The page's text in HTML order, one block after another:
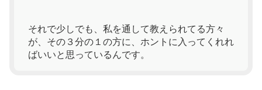
それで少しでも、私を通して教えられてる方々
が、その３分の１の方に、ホントに入ってくれれ
ばいいと思っているんです。